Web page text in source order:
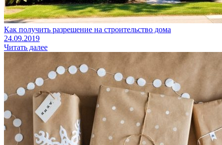
Как получить разрешение на строительство дома
24.09.2019
Читать далее